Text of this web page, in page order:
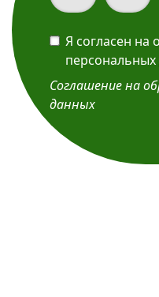
Я согласен на
Соглашение на
данных